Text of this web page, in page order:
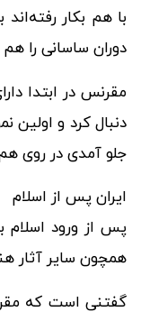
با هم بکار
دوران ساسانی را
مقرنس در ابتدا
دنبال کرد و
جلو آمدی در روی
ایران پس از اسلام
پس از ورود اسلام
همچون سایر آثار
گفتنی است که